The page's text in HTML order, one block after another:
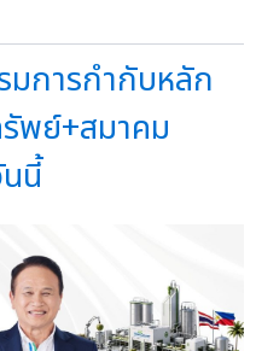
มการกำกับหลัก
พย์+สมาคม
นี้